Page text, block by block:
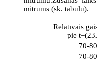
mitrums (sk. tabulu).
Relatīvais
pie
70-
70-